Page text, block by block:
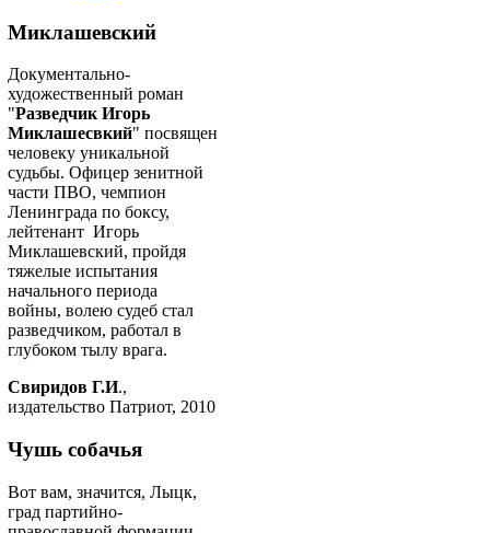
Миклашевский
Документально-
художественный роман
"Разведчик Игорь
Миклашесвкий" посвящен
человеку уникальной
судьбы. Офицер зенитной
части ПВО, чемпион
Ленинграда по боксу,
лейтенант Игорь
Миклашевский, пройдя
тяжелые испытания
начального периода
войны, волею судеб стал
разведчиком, работал в
глубоком тылу врага.
Свиридов Г.И.,
издательство Патриот, 2010
Чушь собачья
Вот вам, значится, Лыцк,
град партийно-